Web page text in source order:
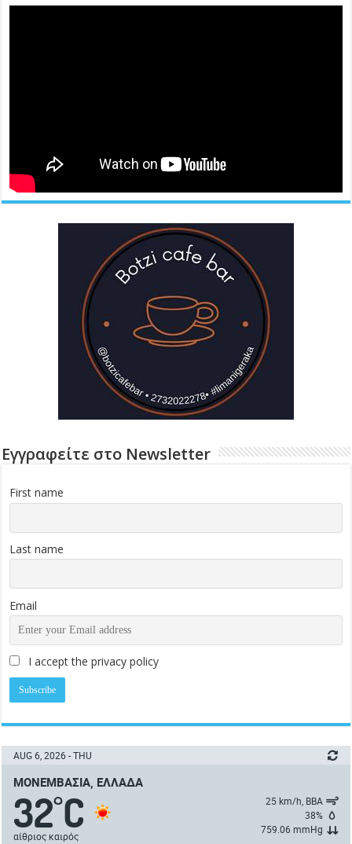
Εγγραφείτε στο Newsletter
First name
Last name
Email
I accept the privacy policy
AUG 6, 2026 - THU
ΜΟΝΕΜΒΑΣΙΆ, ΕΛΛΆΔΑ
32°C
αίθριος καιρός
25 km/h, ΒΒΑ
38%
759.06 mmHg